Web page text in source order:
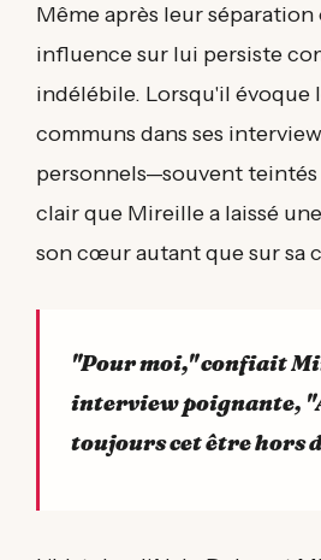
Même après leur
influence sur lui persiste
indélébile. Lorsqu'il évoque
communs dans ses
personnels—souvent
clair que Mireille a laissé
son cœur autant que sur sa
"Pour moi," confiait
interview poignante,
toujours cet être hors